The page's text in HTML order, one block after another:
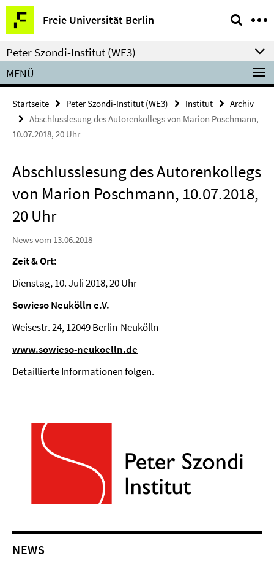
Springe
direkt
zu
Inhalt
Freie Universität Berlin
Service-
Navigation
Peter Szondi-Institut (WE3)
MENÜ
Startseite Peter Szondi-Institut (WE3) Institut
Archiv
Abschlusslesung des Autorenkollegs von Marion Poschmann,
10.07.2018, 20 Uhr
Abschlusslesung des Autorenkollegs
von Marion Poschmann, 10.07.2018,
20 Uhr
News vom 13.06.2018
Zeit & Ort:
Dienstag, 10. Juli 2018, 20 Uhr
Sowieso Neukölln e.V.
Weisestr. 24, 12049 Berlin-Neukölln
www.sowieso-neukoelln.de
Detaillierte Informationen folgen.
NEWS